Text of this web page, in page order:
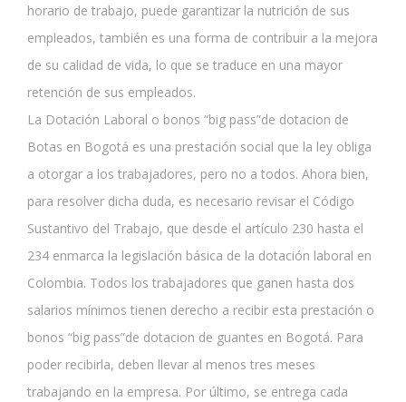
horario de trabajo, puede garantizar la nutrición de sus
empleados, también es una forma de contribuir a la mejora
de su calidad de vida, lo que se traduce en una mayor
retención de sus empleados.
La Dotación Laboral o bonos “big pass”de dotacion de
Botas en Bogotá es una prestación social que la ley obliga
a otorgar a los trabajadores, pero no a todos. Ahora bien,
para resolver dicha duda, es necesario revisar el Código
Sustantivo del Trabajo, que desde el artículo 230 hasta el
234 enmarca la legislación básica de la dotación laboral en
Colombia. Todos los trabajadores que ganen hasta dos
salarios mínimos tienen derecho a recibir esta prestación o
bonos “big pass”de dotacion de guantes en Bogotá. Para
poder recibirla, deben llevar al menos tres meses
trabajando en la empresa. Por último, se entrega cada